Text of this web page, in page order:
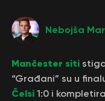
Nebojša
Mančester siti
“Građani” su u
Čelsi1:0 i